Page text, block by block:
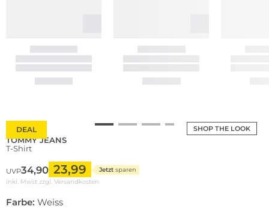
SHOP THE LOOK
DEAL
TOMMY JEANS
T-Shirt
UVP34,90 23,99 Jetzt sparen
inkl. Mwst zzgl. Versandkosten
Farbe: Weiss